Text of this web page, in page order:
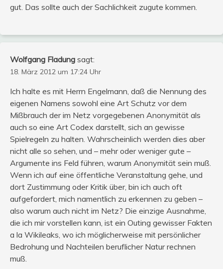
gut. Das sollte auch der Sachlichkeit zugute kommen.
Wolfgang Fladung sagt:
18. März 2012 um 17:24 Uhr
Ich halte es mit Herrn Engelmann, daß die Nennung des
eigenen Namens sowohl eine Art Schutz vor dem
Mißbrauch der im Netz vorgegebenen Anonymität als
auch so eine Art Codex darstellt, sich an gewisse
Spielregeln zu halten. Wahrscheinlich werden dies aber
nicht alle so sehen, und – mehr oder weniger gute –
Argumente ins Feld führen, warum Anonymität sein muß.
Wenn ich auf eine öffentliche Veranstaltung gehe, und
dort Zustimmung oder Kritik über, bin ich auch oft
aufgefordert, mich namentlich zu erkennen zu geben –
also warum auch nicht im Netz? Die einzige Ausnahme,
die ich mir vorstellen kann, ist ein Outing gewisser Fakten
a la Wikileaks, wo ich möglicherweise mit persönlicher
Bedrohung und Nachteilen beruflicher Natur rechnen
muß.